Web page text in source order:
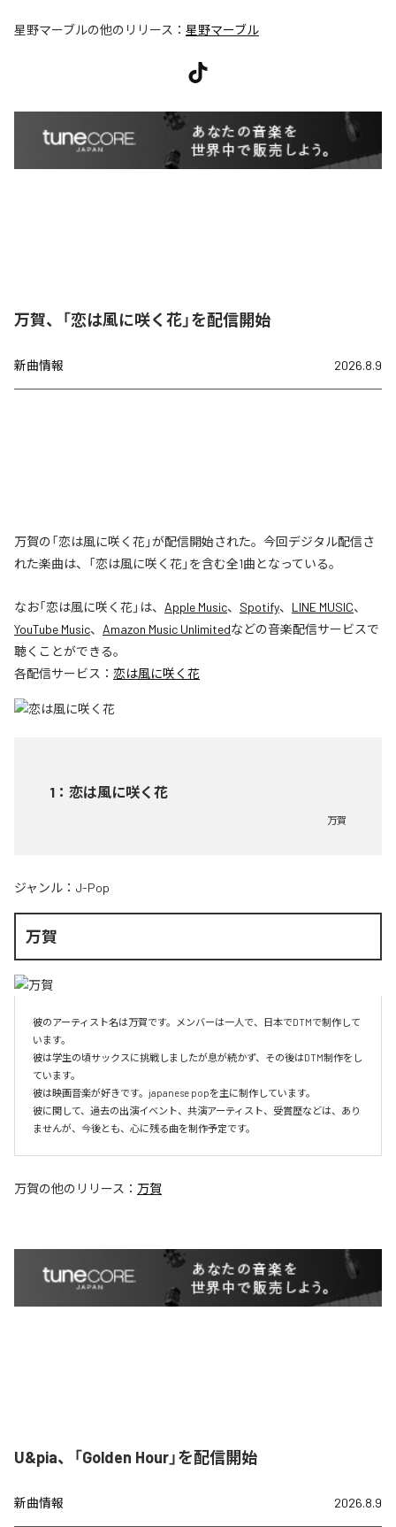
星野マーブルの他のリリース： 星野マーブル
万賀、「恋は風に咲く花」を配信開始
新曲情報 2026.8.9
万賀の「恋は風に咲く花」が配信開始された。今回デジタル配信さ
れた楽曲は、「恋は風に咲く花」を含む全1曲となっている。
なお「恋は風に咲く花」は、 Apple Music、 Spotify、 LINE MUSIC、
YouTube Music、 Amazon Music Unlimitedなどの音楽配信サービスで
聴くことができる。
各配信サービス： 恋は風に咲く花
1 ： 恋は風に咲く花
万賀
ジャンル： J-Pop
万賀
彼のアーティスト名は万賀です。メンバーは一人で、日本でDTMで制作して
います。
彼は学生の頃サックスに挑戦しましたが息が続かず、その後はDTM制作をし
ています。
彼は映画音楽が好きです。japanese popを主に制作しています。
彼に関して、過去の出演イベント、共演アーティスト、受賞歴などは、あり
ませんが、今後とも、心に残る曲を制作予定です。
万賀の他のリリース： 万賀
U&pia、「Golden Hour」を配信開始
新曲情報 2026.8.9